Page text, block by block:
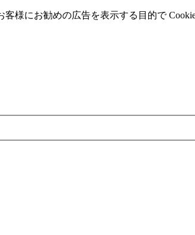
様にお勧めの広告を表⽰する⽬的で